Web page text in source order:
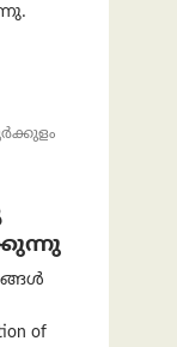
of